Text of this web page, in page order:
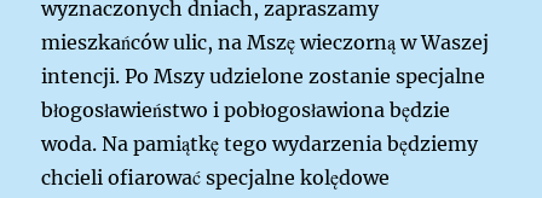
wyznaczonych dniach, zapraszamy
mieszkańców ulic, na Mszę wieczorną w Waszej
intencji. Po Mszy udzielone zostanie specjalne
błogosławieństwo i pobłogosławiona będzie
woda. Na pamiątkę tego wydarzenia będziemy
chcieli ofiarować specjalne kolędowe